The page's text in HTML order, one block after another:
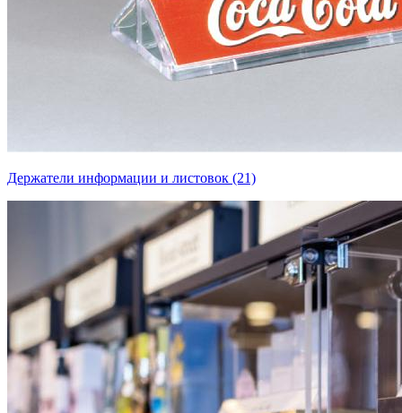
Держатели информации и листовок (21)